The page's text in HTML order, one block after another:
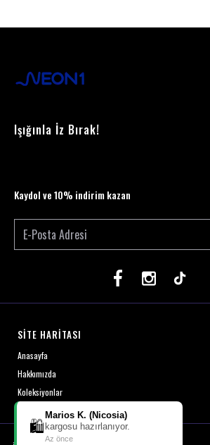
Işığınla İz Bırak!
Kaydol ve 10% indirim kazan
SİTE HARİTASI
Anasayfa
Hakkımızda
Koleksiyonlar
🛍️
Marios K. (Nicosia)
kargosu hazırlanıyor.
Az önce